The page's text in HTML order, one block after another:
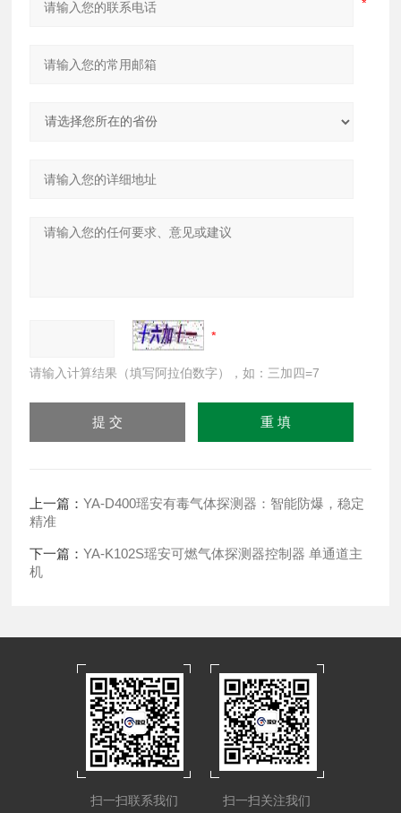
请输入计算结果（填写阿拉伯数字），如：三加四=7
上一篇：YA-D400瑶安有毒气体探测器：智能防爆，稳定
精准
下一篇：YA-K102S瑶安可燃气体探测器控制器 单通道主
机
扫一扫联系我们 扫一扫关注我们